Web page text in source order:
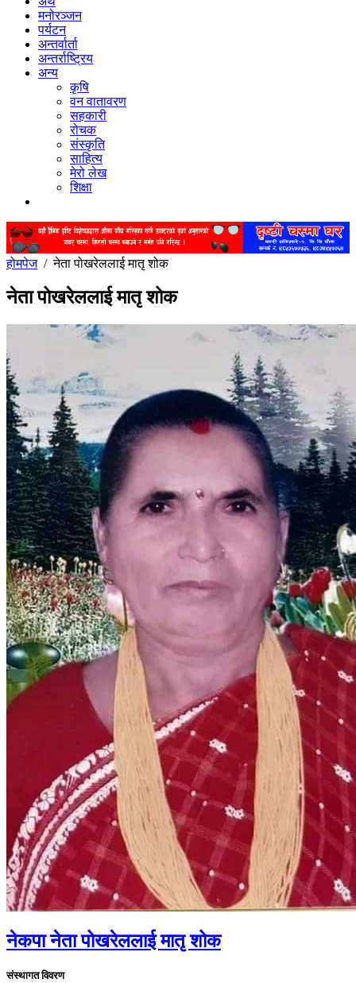
मनोरञ्‍जन
पर्यटन
अन्तर्वार्ता
अन्तर्राष्‍ट्रिय
अन्य
कृषि
वन वातावरण
सहकारी
रोचक
संस्कृति
साहित्य
मेरो लेख
शिक्षा
होमपेज/नेता पोखरेललाई मातृ शोक
नेता पोखरेललाई मातृ शोक
नेकपा नेता पोखरेललाई मातृ शोक
संस्थागत विवरण